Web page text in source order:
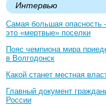
Интервью
Самая большая опасность
это «мертвые» поселки
Пояс чемпиона мира
в Волгодонск
Какой станет местная
Главный документ
России